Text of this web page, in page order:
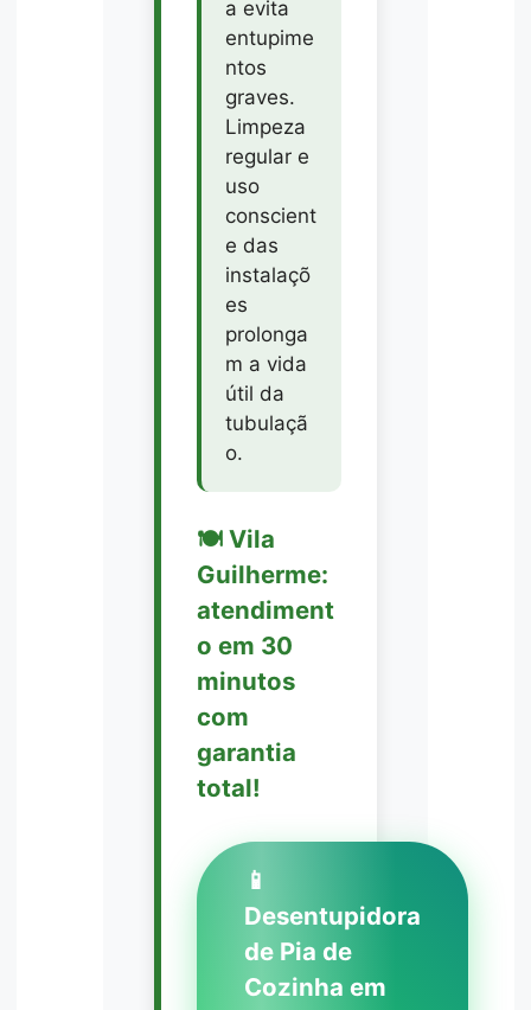
a evita
entupime
ntos
graves.
Limpeza
regular e
uso
conscient
e das
instalaçõ
es
prolonga
m a vida
útil da
tubulaçã
o.
🍽️ Vila
Guilherme:
atendiment
o em 30
minutos
com
garantia
total!
📱
Desentupidora
de Pia de
Cozinha em